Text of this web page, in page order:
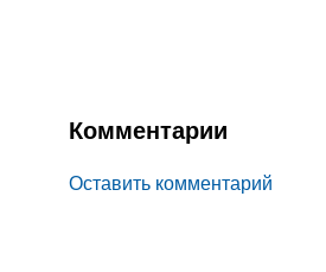
Комментарии
Оставить комментарий